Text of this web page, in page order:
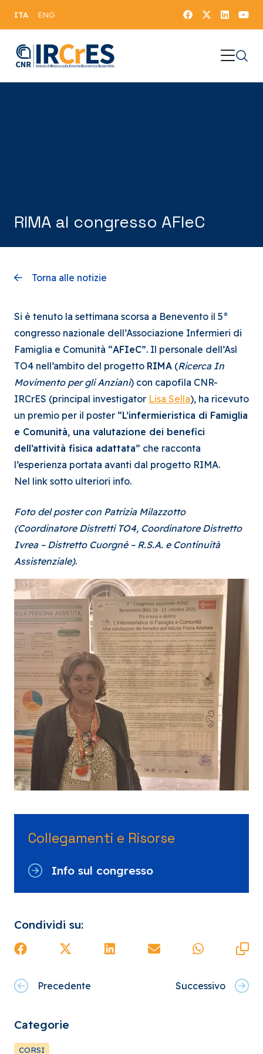
ITA ENG
RIMA al congresso AFIeC
Torna alle notizie
Si è tenuto la settimana scorsa a Benevento il 5°
congresso nazionale dell’Associazione Infermieri di
Famiglia e Comunità “AFIeC”. Il personale dell’Asl
TO4 nell’ambito del progetto RIMA (Ricerca In
Movimento per gli Anziani) con capofila CNR-
IRCrES (principal investigator Lisa Sella), ha ricevuto
un premio per il poster “L’infermieristica di Famiglia
e Comunità, una valutazione dei benefici
dell’attività fisica adattata” che racconta
l’esperienza portata avanti dal progetto RIMA.
Nel link sotto ulteriori info.
Foto del poster con Patrizia Milazzotto
(Coordinatore Distretti TO4, Coordinatore Distretto
Ivrea – Distretto Cuorgnè – R.S.A. e Continuità
Assistenziale).
Collegamenti e Risorse
Info sul congresso
Condividi su:
Precedente Successivo
Categorie
CORSI